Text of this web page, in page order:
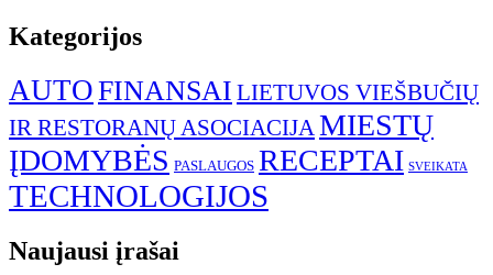
Kategorijos
AUTOFINANSAI LIETUVOS VIEŠBUČIŲ
IR RESTORANŲ ASOCIACIJA MIESTŲ
ĮDOMYBĖS PASLAUGOS RECEPTAI SVEIKATA
TECHNOLOGIJOS
Naujausi įrašai